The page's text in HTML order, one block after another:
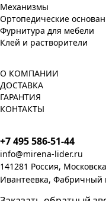
Механизмы
Ортопедические
Фурнитура для мебели
Клей и растворители
О КОМПАНИИ
ДОСТАВКА
ГАРАНТИЯ
КОНТАКТЫ
+7 495 586-51-44
info@mirena-lider.ru
141281 Россия,
Ивантеевка, Фабричный